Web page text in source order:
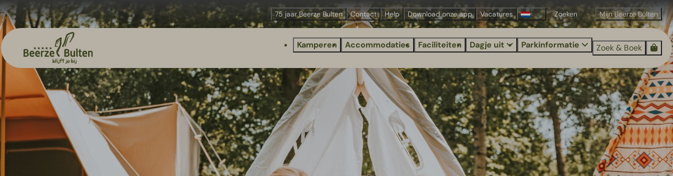
75 jaar Beerze Bulten Contact Help Download onze app Vacatures Mijn Beerze Bulten
Kamperen Accommodaties Faciliteiten Dagje uit Parkinformatie Zoek & Boek